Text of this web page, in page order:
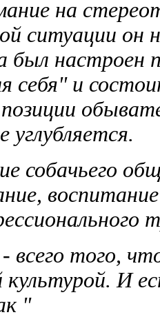
на
ситуации он
был настроен
себя" и
собачьего
всего того,
культурой. И
"